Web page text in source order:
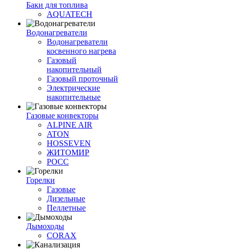
Баки для топлива
AQUATECH
Водонагреватели
Водонагреватели
косвенного нагрева
Газовый
накопительный
Газовый проточный
Электрические
накопительные
Газовые конвекторы
ALPINE AIR
ATON
HOSSEVEN
ЖИТОМИР
РОСС
Горелки
Газовые
Дизельные
Пеллетные
Дымоходы
CORAX